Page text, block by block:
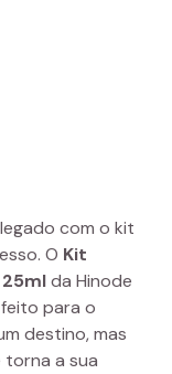
com o kit
O Kit
da Hinode
para o
destino, mas
torna a sua